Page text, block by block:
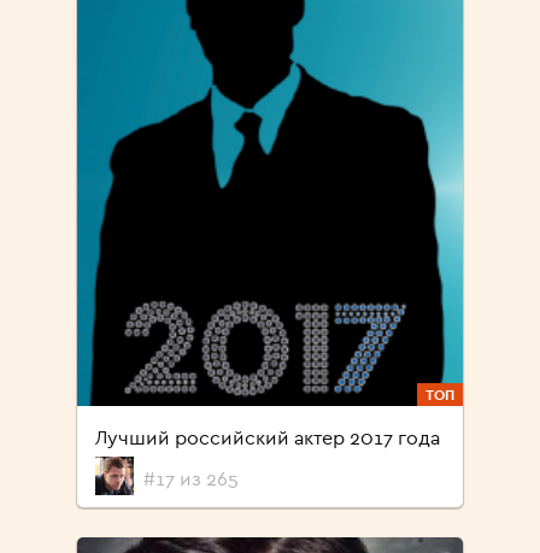
ТОП
Лучший российский актер 2017 года
#17 из 265